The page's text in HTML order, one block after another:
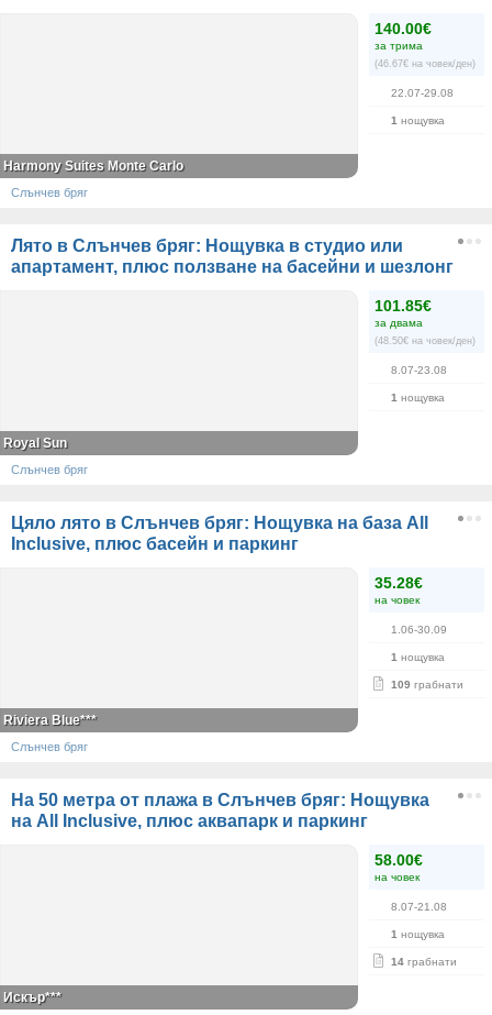
140.00€
за трима
(46.67€ на човек/ден)
22.07-29.08
1 нощувка
Harmony Suites Monte Carlo
Слънчев бряг
Лято в Слънчев бряг: Нощувка в студио или
апартамент, плюс ползване на басейни и шезлонг
101.85€
за двама
(48.50€ на човек/ден)
8.07-23.08
1 нощувка
Royal Sun
Слънчев бряг
Цяло лято в Слънчев бряг: Нощувка на база All
Inclusive, плюс басейн и паркинг
35.28€
на човек
1.06-30.09
1 нощувка
109 грабнати
Riviera Blue***
Слънчев бряг
На 50 метра от плажа в Слънчев бряг: Нощувка
на All Inclusive, плюс аквапарк и паркинг
58.00€
на човек
8.07-21.08
1 нощувка
14 грабнати
Искър***